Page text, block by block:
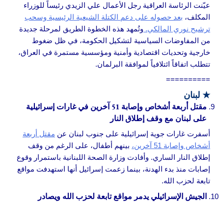
عيّنت الرئاسة العراقية رجل الأعمال علي الزيدي رئيساً للوزراء
المكلف، بعد حصوله على دعم الكتلة الشيعية الرئيسية وسحب
ترشيح نوري المالكي. وتُمهد هذه الخطوة الطريق لمرحلة جديدة
من المفاوضات السياسية لتشكيل الحكومة، في ظل ضغوط
خارجية وتحديات اقتصادية وأمنية ومؤسسية مستمرة في العراق،
تتطلب اتفاقاً ائتلافياً لموافقة البرلمان.
==========
★ لبنان
مقتل أربعة أشخاص وإصابة 51 آخرين في غارات إسرائيلية
على لبنان مع وقف إطلاق النار
أسفرت غارات جوية إسرائيلية على جنوب لبنان عن مقتل أربعة
أشخاص وإصابة 51 آخرين،
بينهم أطفال، على الرغم من وقف
إطلاق النار الساري. وأفادت وزارة الصحة اللبنانية باستمرار وقوع
إصابات منذ بدء الهدنة، بينما زعمت إسرائيل أنها استهدفت مواقع
تابعة لحزب الله.
الجيش الإسرائيلي يدمر مواقع تابعة لحزب الله ويصادر